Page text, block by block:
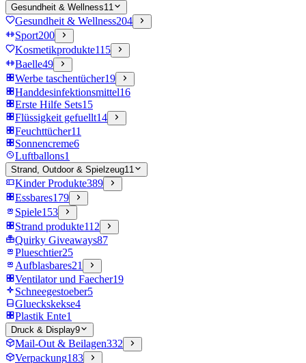
Gesundheit & Wellness11
Gesundheit & Wellness204
Sport200
Kosmetikprodukte115
Baelle49
Werbe taschentücher19
Handdesinfektionsmittel16
Erste Hilfe Sets15
Flüssigkeit gefuellt14
Feuchttücher11
Sonnencreme6
Luftballons1
Strand, Outdoor & Spielzeug11
Kinder Produkte389
Essbares179
Spiele153
Strand produkte112
Quirky Giveaways87
Plueschtier25
Aufblasbares21
Ventilator und Faecher19
Schneegestoeber5
Glueckskekse4
Plastik Ente1
Druck & Display9
Mail-Out & Beilagen332
Verpackung183